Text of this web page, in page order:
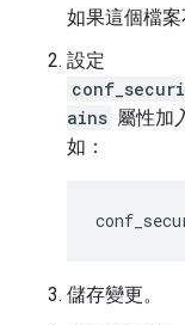
如果這個檔案
設定
ains 屬性加
如：
儲存變更。